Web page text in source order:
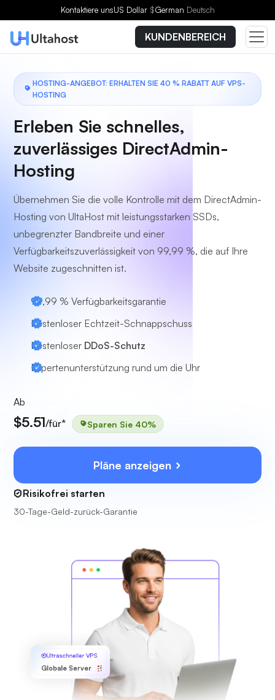
Kontaktiere unsUS Dollar $German Deutsch
KUNDENBEREICH
HOSTING-ANGEBOT: ERHALTEN SIE 40 % RABATT AUF VPS-
HOSTING
Erleben Sie schnelles,
zuverlässiges DirectAdmin-
Hosting
Übernehmen Sie die volle Kontrolle mit dem DirectAdmin-
Hosting von UltaHost mit leistungsstarken SSDs,
unbegrenzter Bandbreite und einer
Verfügbarkeitszuverlässigkeit von 99,99 %, die auf Ihre
Website zugeschnitten ist.
99,99 % Verfügbarkeitsgarantie
Kostenloser Echtzeit-Schnappschuss
Kostenloser DDoS-Schutz
Expertenunterstützung rund um die Uhr
Ab
$5.51/für* Sparen Sie 40%
Pläne anzeigen
Risikofrei starten
30-Tage-Geld-zurück-Garantie
Ultraschneller VPS
Globale Server